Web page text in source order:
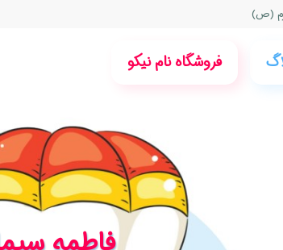
(ص)
فروشگاه نام نیکو